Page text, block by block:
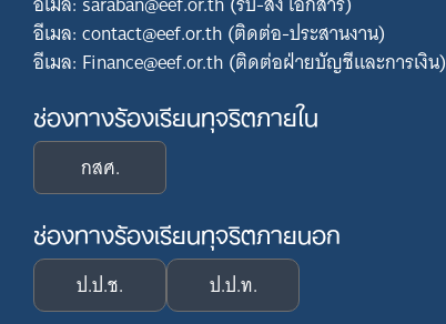
อีเมล: contact@eef.or.th (ติดต่อ-ประสานงาน)
อีเมล: Finance@eef.or.th (ติดต่อฝ่ายบัญชีและการเงิน)
ช่องทางร้องเรียนทุจริตภายใน
กสศ.
ช่องทางร้องเรียนทุจริตภายนอก
ป.ป.ช. ป.ป.ท.